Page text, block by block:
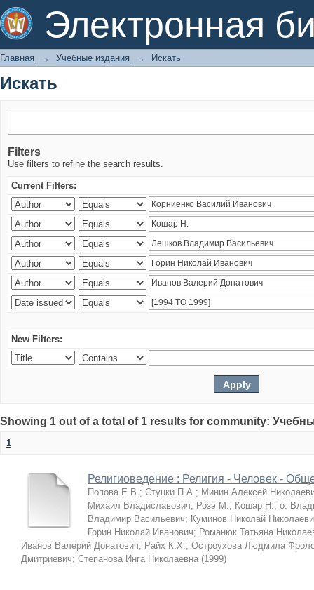
Электронная
Искать
Главная → Учебные издания → Искать
Искать
Filters
Use filters to refine the search results.
Current Filters:
New Filters:
Showing 1 out of a total of 1 results for community:
1
Религиоведение : Религия - Человек -
Попова Е.В.; Стуцки П.А.; Минин Алексей
Михаил Владиславович; Розэ М.; Кошар Н.; о.
Владимир Васильевич; Куминов Николай
Горин Николай Иванович; Романюк Татьяна
Иванов Валерий Донатович; Райх К.Х.; Остроухова Людмила
Дмитриевич; Степанова Инга Николаевна (1999)